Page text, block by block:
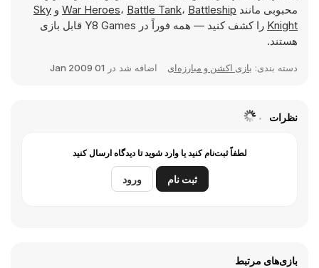
محبوبی مانند
War Heroes، Battle Tank، Battleship و Sky
Knight
را کشف کنید — همه فوراً در Y8 Games قابل بازی
هستند.
دسته بندی: بازی اکشن و مبارزه‌ای اضافه شد در 01 Jan 2009
نظرات
لطفاً ثبت‌نام کنید یا وارد شوید تا دیدگاه ارسال کنید
ثبت نام ورود
بازی‌های مرتبط